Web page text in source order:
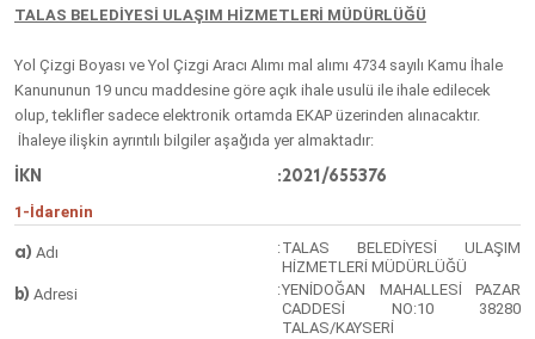
TALAS BELEDİYESİ ULAŞIM HİZMETLERİ MÜDÜRLÜĞÜ
Yol Çizgi Boyası ve Yol Çizgi Aracı Alımı mal alımı 4734 sayılı Kamu İhale
Kanununun 19 uncu maddesine göre açık ihale usulü ile ihale edilecek
olup, teklifler sadece elektronik ortamda EKAP üzerinden alınacaktır.
İhaleye ilişkin ayrıntılı bilgiler aşağıda yer almaktadır:
İKN :2021/655376
1-İdarenin
a) Adı :TALAS BELEDİYESİ ULAŞIM
HİZMETLERİ MÜDÜRLÜĞÜ
b) Adresi :YENİDOĞAN MAHALLESİ PAZAR
CADDESİ NO:10 38280
TALAS/KAYSERİ